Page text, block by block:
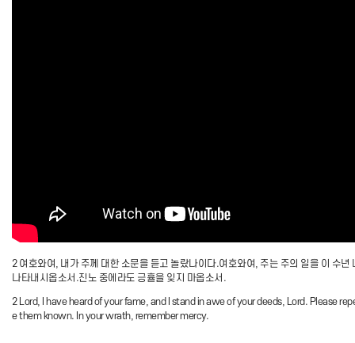
2 여호와여, 내가 주께 대한 소문을 듣고 놀랐나이다.여호와여, 주는 주의 일을 이 수
나타내시옵소서.진노 중에라도 긍휼을 잊지 마옵소서.
2 Lord, I have heard of your fame, and I stand in awe of your deeds, Lord. Please
e them known. In your wrath, remember mercy.